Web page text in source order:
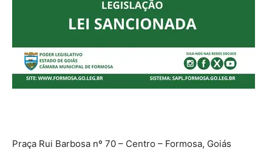
Praça Rui Barbosa nº 70 – Centro – Formosa, Goiás